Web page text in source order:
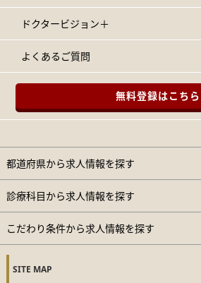
ドクタービジョン＋
よくあるご質問
無料登録はこちら
都道府県から求人情報を探す
診療科目から求人情報を探す
こだわり条件から求人情報を探す
SITE MAP